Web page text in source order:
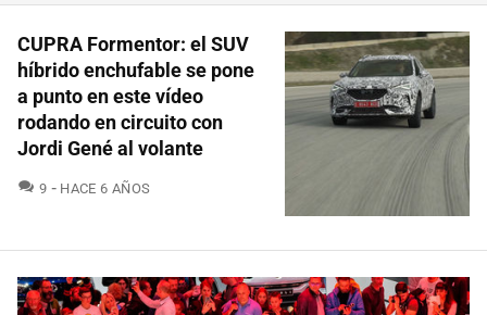
CUPRA Formentor: el SUV
híbrido enchufable se pone
a punto en este vídeo
rodando en circuito con
Jordi Gené al volante
9 COMENTARIOS
HACE 6 AÑOS